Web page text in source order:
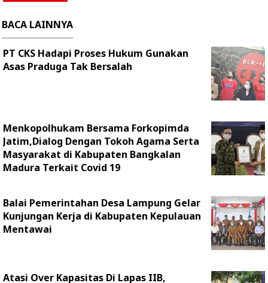
BACA LAINNYA
PT CKS Hadapi Proses Hukum Gunakan
Asas Praduga Tak Bersalah
Menkopolhukam Bersama Forkopimda
Jatim,Dialog Dengan Tokoh Agama Serta
Masyarakat di Kabupaten Bangkalan
Madura Terkait Covid 19
Balai Pemerintahan Desa Lampung Gelar
Kunjungan Kerja di Kabupaten Kepulauan
Mentawai
Atasi Over Kapasitas Di Lapas IIB,